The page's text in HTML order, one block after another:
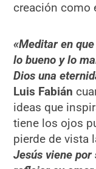
creación como
«Meditar en
lo bueno y lo
Dios una
Luis Fabián
ideas que
tiene los ojos
pierde de vista
Jesús viene